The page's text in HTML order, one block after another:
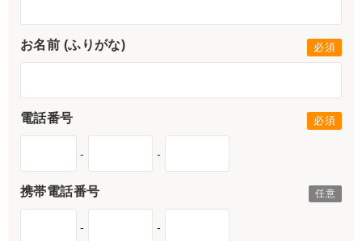
お名前 (ふりがな)
電話番号
- -
携帯電話番号
- -